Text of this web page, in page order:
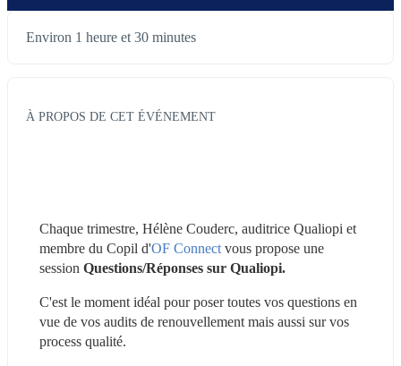
Environ 1 heure et 30 minutes
À PROPOS DE CET ÉVÉNEMENT
Chaque trimestre, Hélène Couderc, auditrice Qualiopi et
membre du Copil d'OF Connect vous propose une
session Questions/Réponses sur Qualiopi.
C'est le moment idéal pour poser toutes vos questions en
vue de vos audits de renouvellement mais aussi sur vos
process qualité.